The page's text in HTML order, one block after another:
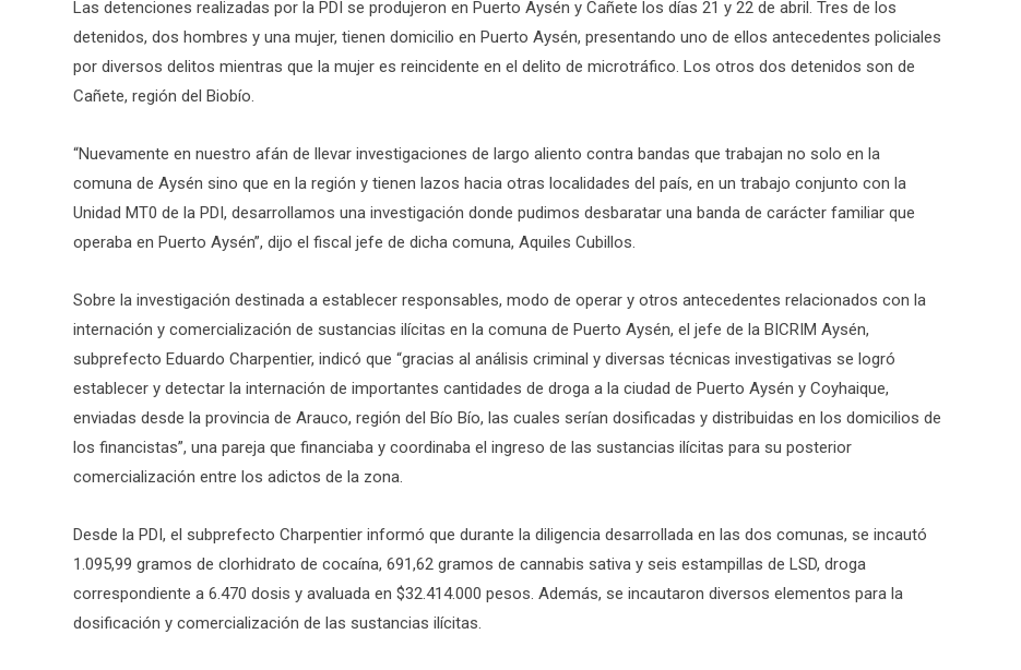
Las detenciones realizadas por la PDI se produjeron en Puerto Aysén y Cañete los días 21 y 22 de abril. Tres de los
detenidos, dos hombres y una mujer, tienen domicilio en Puerto Aysén, presentando uno de ellos antecedentes policiales
por diversos delitos mientras que la mujer es reincidente en el delito de microtráfico. Los otros dos detenidos son de
Cañete, región del Biobío.
“Nuevamente en nuestro afán de llevar investigaciones de largo aliento contra bandas que trabajan no solo en la
comuna de Aysén sino que en la región y tienen lazos hacia otras localidades del país, en un trabajo conjunto con la
Unidad MT0 de la PDI, desarrollamos una investigación donde pudimos desbaratar una banda de carácter familiar que
operaba en Puerto Aysén”, dijo el fiscal jefe de dicha comuna, Aquiles Cubillos.
Sobre la investigación destinada a establecer responsables, modo de operar y otros antecedentes relacionados con la
internación y comercialización de sustancias ilícitas en la comuna de Puerto Aysén, el jefe de la BICRIM Aysén,
subprefecto Eduardo Charpentier, indicó que “gracias al análisis criminal y diversas técnicas investigativas se logró
establecer y detectar la internación de importantes cantidades de droga a la ciudad de Puerto Aysén y Coyhaique,
enviadas desde la provincia de Arauco, región del Bío Bío, las cuales serían dosificadas y distribuidas en los domicilios de
los financistas”, una pareja que financiaba y coordinaba el ingreso de las sustancias ilícitas para su posterior
comercialización entre los adictos de la zona.
Desde la PDI, el subprefecto Charpentier informó que durante la diligencia desarrollada en las dos comunas, se incautó
1.095,99 gramos de clorhidrato de cocaína, 691,62 gramos de cannabis sativa y seis estampillas de LSD, droga
correspondiente a 6.470 dosis y avaluada en $32.414.000 pesos. Además, se incautaron diversos elementos para la
dosificación y comercialización de las sustancias ilícitas.